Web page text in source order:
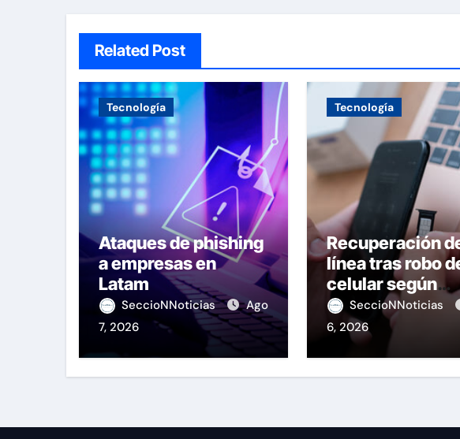
Related Post
Tecnología
Ataques de phishing
a empresas en
Latam
SeccioNNoticias
Ago
7, 2026
Tecnología
Recuperación
línea tras robo
celular según
OSIPTEL
SeccioNNoticias
6, 2026